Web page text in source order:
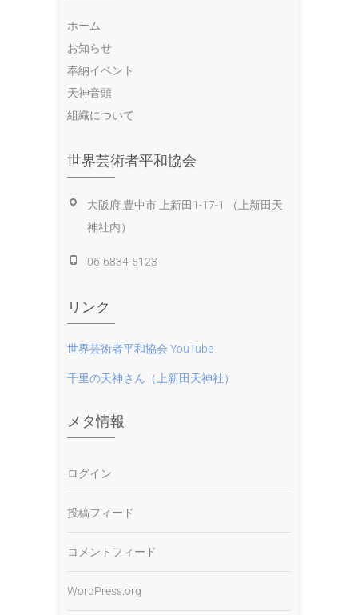
ホーム
お知らせ
奉納イベント
天神音頭
組織について
世界芸術者平和協会
大阪府 豊中市 上新田1-17-1 （上新田天
神社内）
06-6834-5123
リンク
世界芸術者平和協会 YouTube
千里の天神さん（上新田天神社）
メタ情報
ログイン
投稿フィード
コメントフィード
WordPress.org